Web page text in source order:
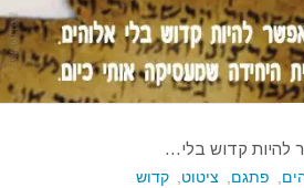
להיות קדוש בלי…
, פתגם, ציטוט, קדוש